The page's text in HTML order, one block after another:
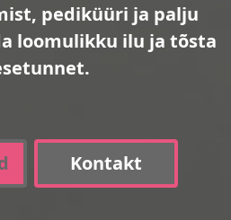
pediküüri ja palju
loomulikku ilu ja tõsta
Kontakt